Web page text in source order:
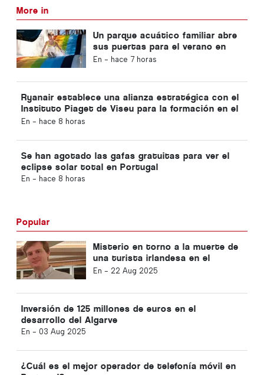
More in
Un parque acuático familiar abre
sus puertas para el verano en
Portugal con entradas a 2 €
En - hace 7 horas
Ryanair establece una alianza estratégica con el
Instituto Piaget de Viseu para la formación en el
sector de la aviación en Portugal
En - hace 8 horas
Se han agotado las gafas gratuitas para ver el
eclipse solar total en Portugal
En - hace 8 horas
Popular
Misterio en torno a la muerte de
una turista irlandesa en el
Algarve
En - 22 Aug 2025
Inversión de 125 millones de euros en el
desarrollo del Algarve
En - 03 Aug 2025
¿Cuál es el mejor operador de telefonía móvil en